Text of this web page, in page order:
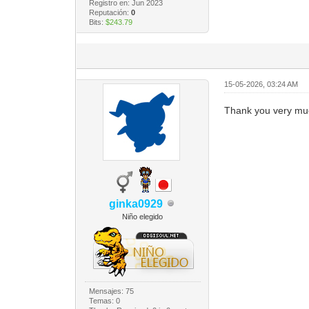
Registro en: Jun 2023
Reputación: 0
Bits: $243.79
ginka0929
Niño elegido
Mensajes: 75
Temas: 0
15-05-2026, 03:24 AM
Thank you very